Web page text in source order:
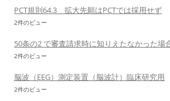
PCT規則64.3 拡大先願はPCTでは採用せず
2件のビュー
50条の2 で審査請求時に知りえたなかった場
2件のビュー
脳波（EEG）測定装置（脳波計）臨床研究用
2件のビュー